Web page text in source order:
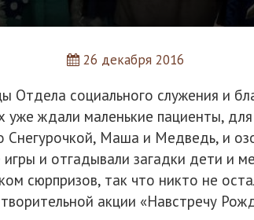
26 декабря 2016
социального служения и
ждали маленькие пациенты,
Маша и Медведь, и
и отгадывали загадки дети и
сюрпризов, так что никто не
акции «Навстречу